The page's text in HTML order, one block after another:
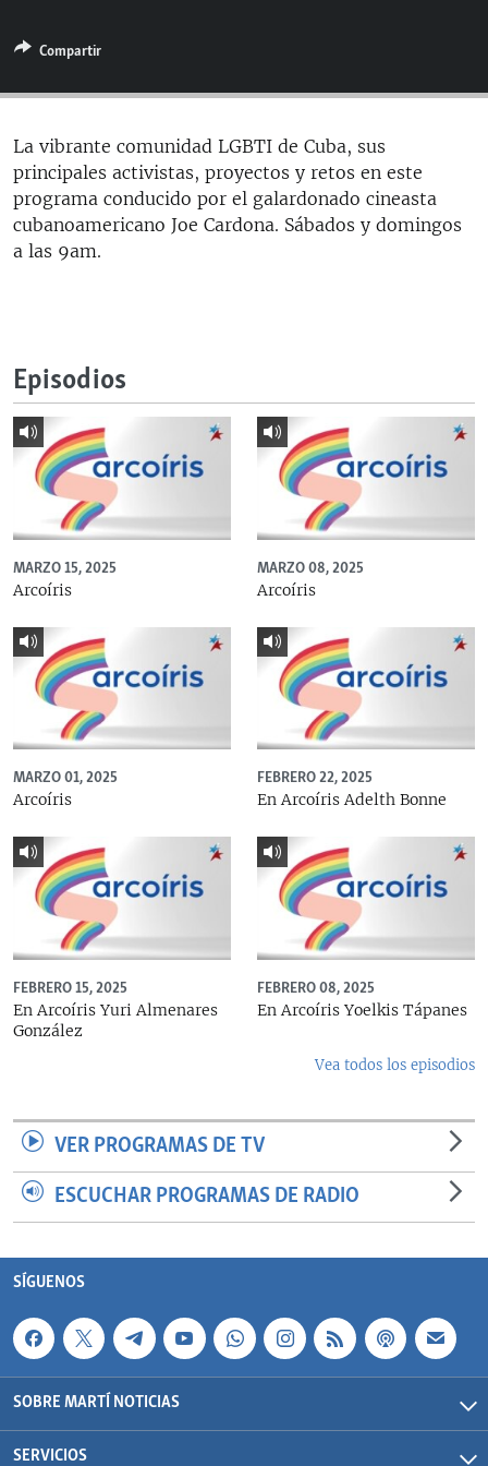
ESPECIALES
ESPECIALES
LA REALIDAD DE LA VIVIENDA EN CUBA
SER VIEJO EN CUBA
KENTU-CUBANO
LOS SANTOS DE HIALEAH
MULTIMEDIA
EDITORIALES
SÍGUENOS
Compartir
La vibrante comunidad LGBTI de Cuba, sus
principales activistas, proyectos y retos en este
programa conducido por el galardonado cineasta
cubanoamericano Joe Cardona. Sábados y domingos
a las 9am.
Episodios
MARZO 15, 2025
Arcoíris
MARZO 08, 2025
Arcoíris
MARZO 01, 2025
Arcoíris
FEBRERO 22, 2025
En Arcoíris Adelth Bonne
FEBRERO 15, 2025
En Arcoíris Yuri Almenares
González
FEBRERO 08, 2025
En Arcoíris Yoelkis Tápanes
Vea todos los episodios
VER PROGRAMAS DE TV
ESCUCHAR PROGRAMAS DE RADIO
SÍGUENOS
SOBRE MARTÍ NOTICIAS
SERVICIOS